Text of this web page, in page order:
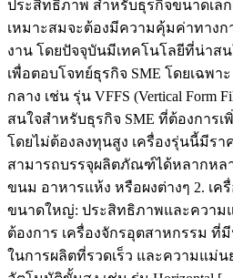
ประสิทธิภาพ สำหรับธุรกิจขนาดเล็ก
เหมาะสมจะต้องมีความคุ้มค่าทางก
งาน โดยปัจจุบันมีเทคโนโลยีที่น่าส
เพื่อตอบโจทย์ธุรกิจ SME โดยเฉพา
กลาง เช่น รุ่น VFFS (Vertical Form
สนใจสำหรับธุรกิจ SME ที่ต้องการ
โดยไม่ต้องลงทุนสูง เครื่องรุ่นนี้มีร
สามารถบรรจุผลิตภัณฑ์ได้หลากหลา
ขนม อาหารแห้ง หรือผงต่างๆ 2. เค
ขนาดใหญ่: ประสิทธิภาพและความ
ต้องการ เครื่องจักรอุตสาหกรรม ที่
ในการผลิตที่รวดเร็ว และความแม่น